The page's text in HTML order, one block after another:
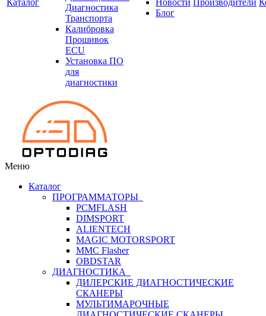
Каталог
Диагностика
Транспорта
Калибровка
Прошивок
ECU
Установка ПО
для
диагностики
Новости
Блог
Производители
Меню
Каталог
ПРОГРАММАТОРЫ
PCMFLASH
DIMSPORT
ALIENTECH
MAGIC MOTORSPORT
MMC Flasher
OBDSTAR
ДИАГНОСТИКА
ДИЛЕРСКИЕ ДИАГНОСТИЧЕСКИЕ
СКАНЕРЫ
МУЛЬТИМАРОЧНЫЕ